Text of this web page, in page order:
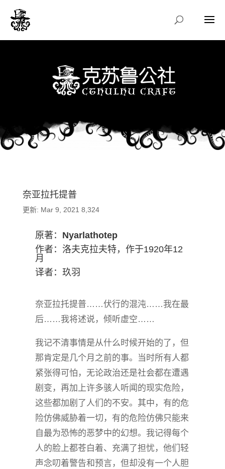
奈亚拉托提普
更新: Mar 9, 2021 8,324
原著： Nyarlathotep
作者：洛夫克拉夫特，作于1920年12
月
译者：玖羽
奈亚拉托提普……伏行的混沌……我在最
后……我将述说，倾听虚空……
我记不清事情是从什么时候开始的了，但
那肯定是几个月之前的事。当时所有人都
紧张得可怕，无论政治还是社会都在遭遇
剧变，再加上许多骇人听闻的现实危险，
这些都加剧了人们的不安。其中，有的危
险仿佛威胁着一切，有的危险仿佛只能来
自最为恐怖的恶梦中的幻想。我记得每个
人的脸上都苍白着、充满了担忧，他们轻
声念叨着警告和预言，但却没有一个人胆